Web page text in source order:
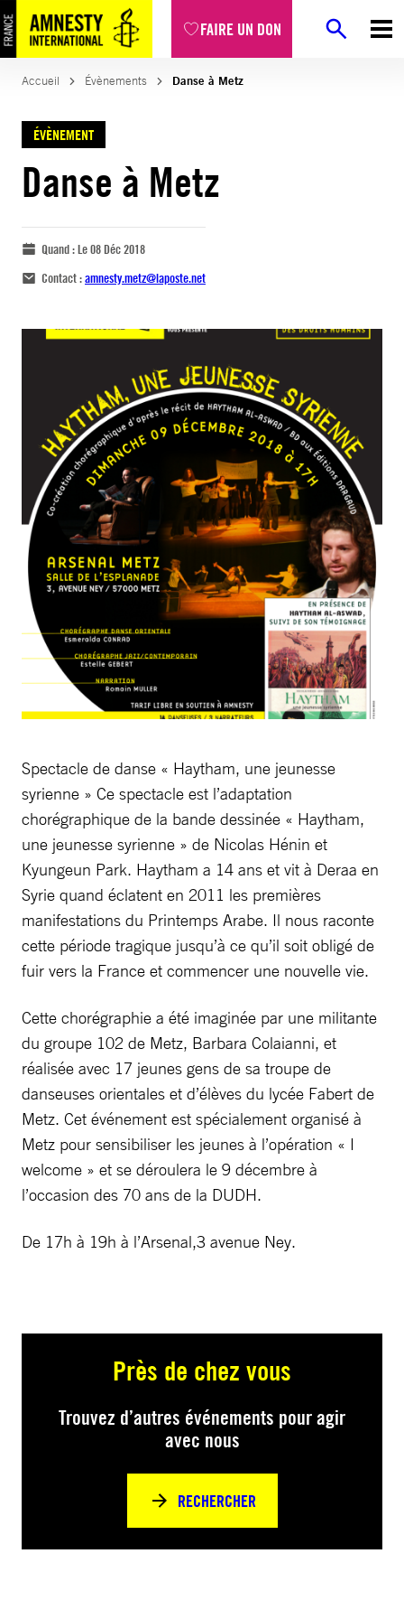
FAIRE UN DON
Accueil Évènements Danse à Metz
ÉVÈNEMENT
Danse à Metz
Quand :Le 08 Déc 2018
Contact :amnesty.metz@laposte.net
Spectacle de danse « Haytham, une jeunesse
syrienne » Ce spectacle est l’adaptation
chorégraphique de la bande dessinée « Haytham,
une jeunesse syrienne » de Nicolas Hénin et
Kyungeun Park. Haytham a 14 ans et vit à Deraa en
Syrie quand éclatent en 2011 les premières
manifestations du Printemps Arabe. Il nous raconte
cette période tragique jusqu’à ce qu’il soit obligé de
fuir vers la France et commencer une nouvelle vie.
Cette chorégraphie a été imaginée par une militante
du groupe 102 de Metz, Barbara Colaianni, et
réalisée avec 17 jeunes gens de sa troupe de
danseuses orientales et d’élèves du lycée Fabert de
Metz. Cet événement est spécialement organisé à
Metz pour sensibiliser les jeunes à l’opération « I
welcome » et se déroulera le 9 décembre à
l’occasion des 70 ans de la DUDH.
De 17h à 19h à l’Arsenal,3 avenue Ney.
Près de chez vous
Trouvez d’autres événements pour agir
avec nous
RECHERCHER